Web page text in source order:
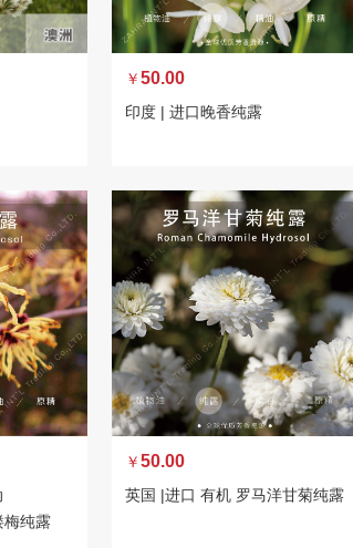
￥50.00
印度 | 进口晚香纯露
梅纯露
￥50.00
英国 |进口 有机 罗马洋甘菊纯露